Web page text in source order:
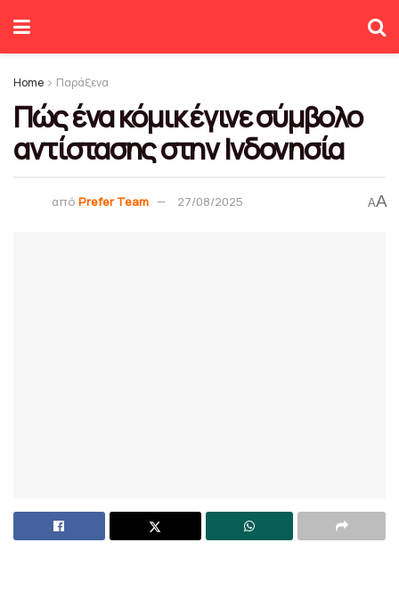
Home Παράξενα
Πώς ένα κόμικ έγινε σύμβολο
αντίστασης στην Ινδονησία
από Prefer Team 27/08/2025 AA